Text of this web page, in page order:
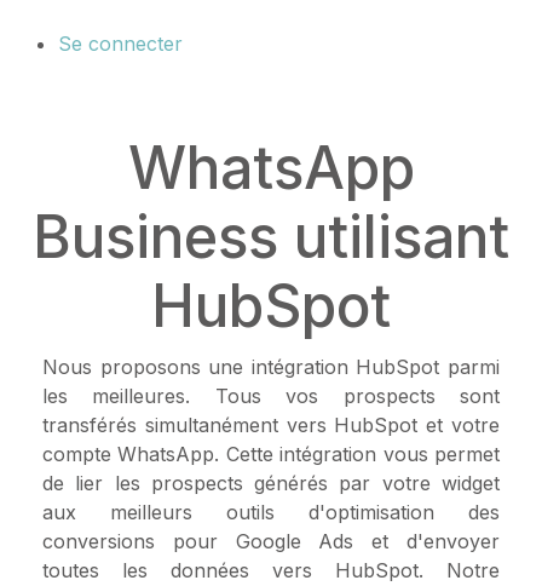
Se connecter
WhatsApp
Business utilisant
HubSpot
Nous proposons une intégration HubSpot parmi
les meilleures. Tous vos prospects sont
transférés simultanément vers HubSpot et votre
compte WhatsApp. Cette intégration vous permet
de lier les prospects générés par votre widget
aux meilleurs outils d'optimisation des
conversions pour Google Ads et d'envoyer
toutes les données vers HubSpot. Notre